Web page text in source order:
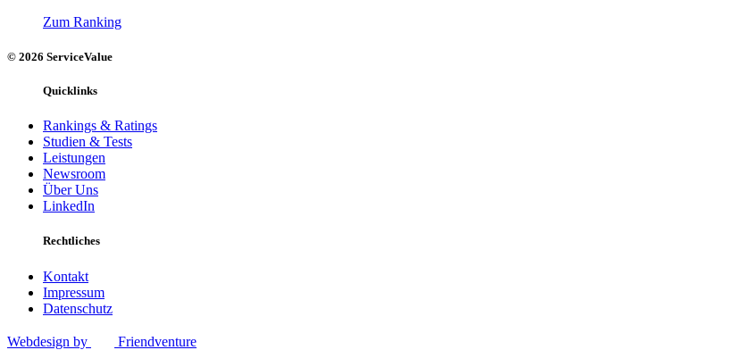
Zum Ranking
© 2026 ServiceValue
Quicklinks
Rankings & Ratings
Studien & Tests
Leistungen
Newsroom
Über Uns
LinkedIn
Rechtliches
Kontakt
Impressum
Datenschutz
Webdesign by Friendventure